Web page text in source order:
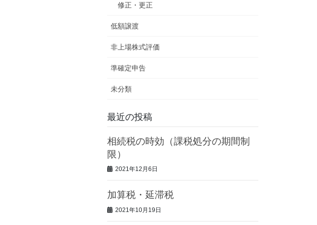
修正・更正
低額譲渡
非上場株式評価
準確定申告
未分類
最近の投稿
相続税の時効（課税処分の期間制
限）
2021年12月6日
加算税・延滞税
2021年10月19日